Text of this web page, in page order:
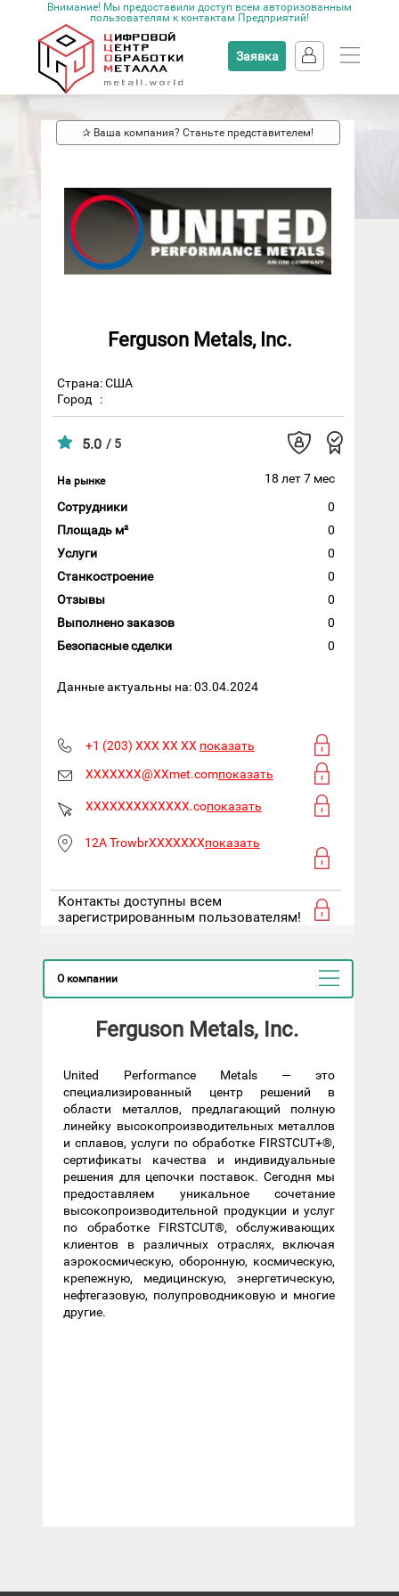
Внимание! Мы предоставили доступ всем авторизованным
пользователям к контактам Предприятий!
Заявка
✰ Ваша компания? Станьте представителем!
Ferguson Metals, Inc.
Страна: США
Город
:
5.0 / 5
На рынке
18 лет 7 мес
Сотрудники
0
Площадь м²
0
Услуги
0
Станкостроение
0
Отзывы
0
Выполнено заказов
0
Безопасные сделки
0
Данные актуальны на: 03.04.2024
+1 (203) XXX XX XX показать
XXXXXXX@XXmet.comпоказать
XXXXXXXXXXXXX.coпоказать
12A TrowbrXXXXXXXпоказать
Контакты доступны всем
зарегистрированным пользователям!
О компании
Ferguson Metals, Inc.
United Performance Metals — это
специализированный центр решений в
области металлов, предлагающий полную
линейку высокопроизводительных металлов
и сплавов, услуги по обработке FIRSTCUT+®,
сертификаты качества и индивидуальные
решения для цепочки поставок. Сегодня мы
предоставляем уникальное сочетание
высокопроизводительной продукции и услуг
по обработке FIRSTCUT®, обслуживающих
клиентов в различных отраслях, включая
аэрокосмическую, оборонную, космическую,
крепежную, медицинскую, энергетическую,
нефтегазовую, полупроводниковую и многие
другие.